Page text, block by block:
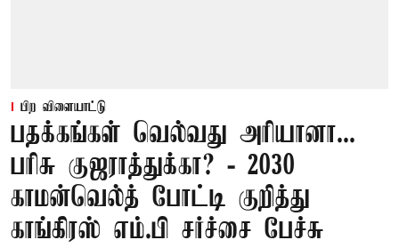
பிற விளையாட்டு
பதக்கங்கள் வெல்வது அரியானா...
பரிசு குஜராத்துக்கா? - 2030
காமன்வெல்த் போட்டி குறித்து
காங்கிரஸ் எம்.பி சர்ச்சை பேச்சு